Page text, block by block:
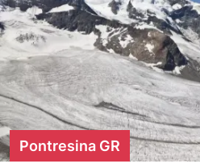
Pontresina GR